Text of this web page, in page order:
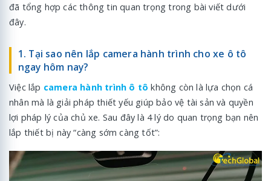
đã tổng hợp các thông tin quan trọng trong bài viết dưới
đây.
1. Tại sao nên lắp camera hành trình cho xe ô tô
ngay hôm nay?
Việc lắp camera hành trình ô tô không còn là lựa chọn cá
nhân mà là giải pháp thiết yếu giúp bảo vệ tài sản và quyền
lợi pháp lý của chủ xe. Sau đây là 4 lý do quan trọng bạn nên
lắp thiết bị này “càng sớm càng tốt”: